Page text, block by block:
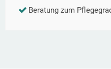
Beratung zum